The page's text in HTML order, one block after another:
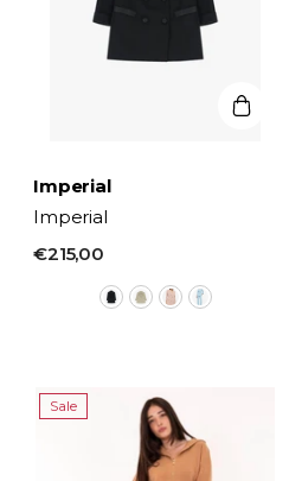
Vendor:
Imperial
Imperial
€215,00
Sale